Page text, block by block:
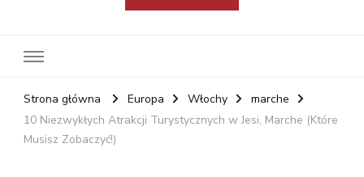
Strona główna Europa Włochy
marche
10 Niezwykłych Atrakcji Turystycznych w Jesi, Marche (Które
Musisz Zobaczyć!)